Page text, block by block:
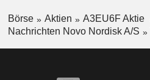
Börse Aktien
A3EU6F Aktie
Nachrichten Novo Nordisk A/S